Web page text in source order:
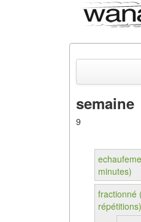
Tests
Parcours
Courses
Outils &
semaine
9
minutes)
fractionné
répétitions)